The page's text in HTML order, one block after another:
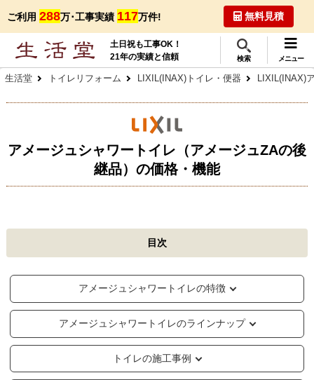
ご利用 288万･工事実績 117万件! 無料見積
土日祝も工事OK！
21年の実績と信頼
検索 メニュー
生活堂 トイレリフォーム LIXIL(INAX)トイレ・便器 LIXIL(INAX)
アメージュシャワートイレ（アメージュZAの後
継品）の価格・機能
目次
アメージュシャワートイレの特徴
アメージュシャワートイレのラインナップ
トイレの施工事例